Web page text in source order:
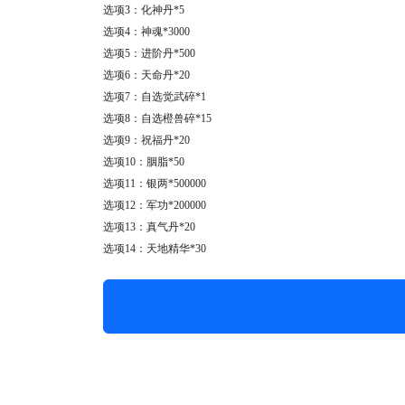
选项3：化神丹*5
选项4：神魂*3000
选项5：进阶丹*500
选项6：天命丹*20
选项7：自选觉武碎*1
选项8：自选橙兽碎*15
选项9：祝福丹*20
选项10：胭脂*50
选项11：银两*500000
选项12：军功*200000
选项13：真气丹*20
选项14：天地精华*30